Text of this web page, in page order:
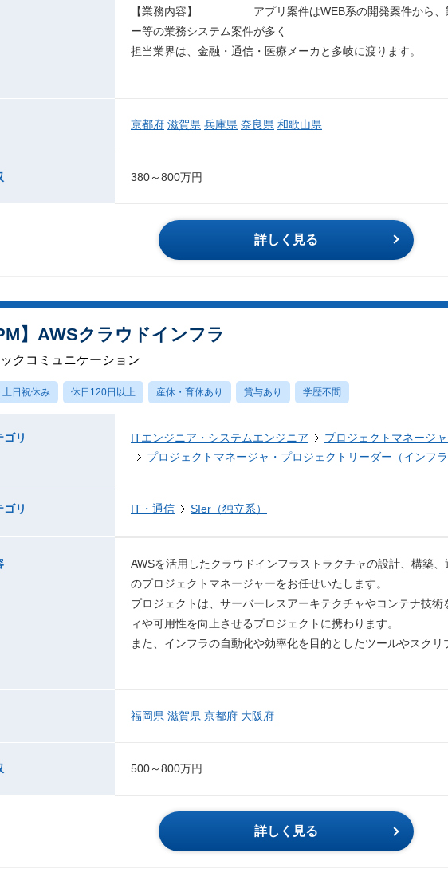
【業務内容】 アプリ案件はWEB系の開発案件から、製
ー等の業務システム案件が多く
担当業界は、金融・通信・医療メーカと多岐に渡ります。
京都府 滋賀県 兵庫県 奈良県 和歌山県
380～800万円
詳しく見る
】AWSクラウドインフラ
クコミュニケーション
土日祝休み 休日120日以上 産休・育休あり 賞与あり 学歴不問
ゴリ ITエンジニア・システムエンジニア
プロジェクトマネージ
プロジェクトマネージャ・プロジェクトリーダー（インフラ
ゴリ IT・通信 SIer（独立系）
AWSを活用したクラウドインフラストラクチャの設計、構築
のプロジェクトマネージャーをお任せいたします。
プロジェクトは、サーバーレスアーキテクチャやコンテナ技
ィや可用性を向上させるプロジェクトに携わります。
また、インフラの自動化や効率化を目的としたツールやスクリ
福岡県 滋賀県 京都府 大阪府
500～800万円
詳しく見る